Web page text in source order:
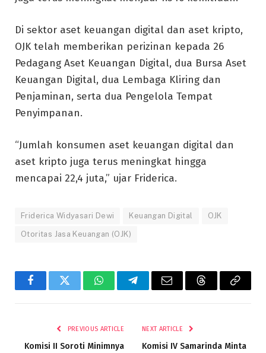
Di sektor aset keuangan digital dan aset kripto,
OJK telah memberikan perizinan kepada 26
Pedagang Aset Keuangan Digital, dua Bursa Aset
Keuangan Digital, dua Lembaga Kliring dan
Penjaminan, serta dua Pengelola Tempat
Penyimpanan.
“Jumlah konsumen aset keuangan digital dan
aset kripto juga terus meningkat hingga
mencapai 22,4 juta,” ujar Friderica.
Friderica Widyasari Dewi Keuangan Digital OJK
Otoritas Jasa Keuangan (OJK)
FacebookTwitter WhatsAppTelegramEmail ThreadsCopy
PREVIOUS ARTICLE
Komisi II Soroti Minimnya
NEXT ARTICLE
Komisi IV Samarinda Minta